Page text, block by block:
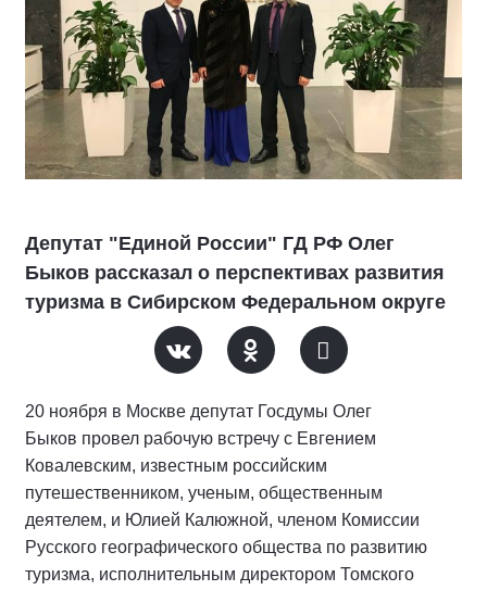
Депутат "Единой России" ГД РФ Олег
Быков рассказал о перспективах развития
туризма в Сибирском Федеральном округе
20 ноября в Москве депутат Госдумы Олег
Быков провел рабочую встречу с Евгением
Ковалевским, известным российским
путешественником, ученым, общественным
деятелем, и Юлией Калюжной, членом Комиссии
Русского географического общества по развитию
туризма, исполнительным директором Томского